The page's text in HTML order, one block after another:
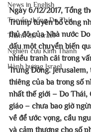
News in English
Truyền thống Do Thái
Thánh địa Israel
Nghiên cứu Kinh Thánh
Hành hương Israel
Ngày 6/12/2017, Tổng
Trump tuyên bố công
thủ đô của Nhà nước
dấu một chuyển biến
nhiều tranh cãi trong
Trung Đông. Jerusalem,
thiêng của ba trong số
nhất thế giới – Do Thái,
giáo – chưa bao giờ
về để ước vọng, cầu
và cảm thương cho số